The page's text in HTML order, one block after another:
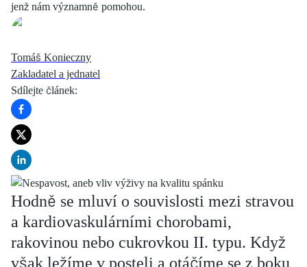
jenž nám významně pomohou.
Tomáš Konieczny
Zakladatel a jednatel
Sdílejte článek:
Hodně se mluví o souvislosti mezi stravou
a kardiovaskulárními chorobami,
rakovinou nebo cukrovkou II. typu. Když
však ležíme v posteli a otáčíme se z boku